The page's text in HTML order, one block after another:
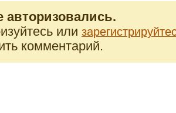
авторизовались.
или
комментарий.